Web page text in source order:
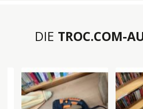
DIE TROC.COM-